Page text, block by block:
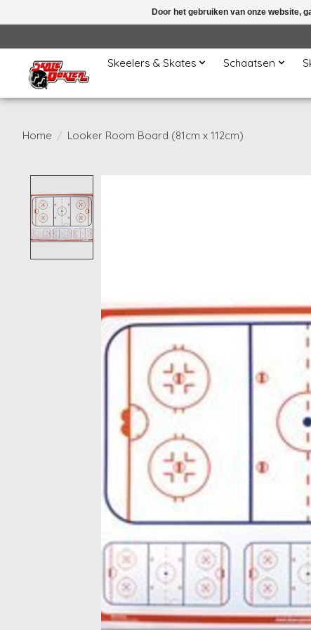
Skeelers & Skates Schaatsen
Home / Looker Room Board (81cm x 112cm)
Door het gebruiken van onze website,